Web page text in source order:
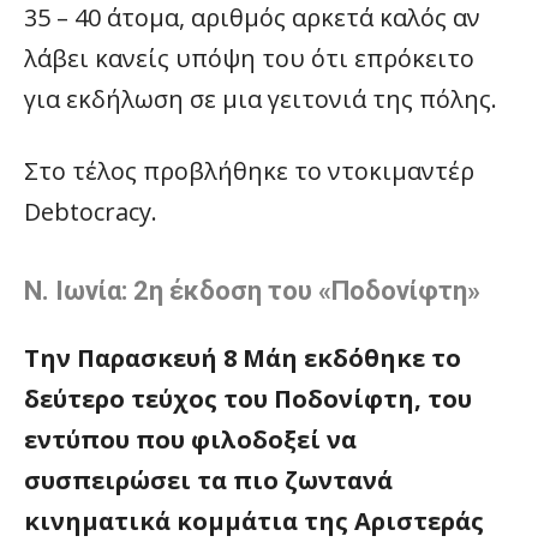
35 – 40 άτομα, αριθμός αρκετά καλός αν
λάβει κανείς υπόψη του ότι επρόκειτο
για εκδήλωση σε μια γειτονιά της πόλης.
Στο τέλος προβλήθηκε το ντοκιμαντέρ
Debtocracy.
Ν. Ιωνία: 2η έκδοση του «Ποδονίφτη»
Την Παρασκευή 8 Μάη εκδόθηκε το
δεύτερο τεύχος του Ποδονίφτη, του
εντύπου που φιλοδοξεί να
συσπειρώσει τα πιο ζωντανά
κινηματικά κομμάτια της Αριστεράς